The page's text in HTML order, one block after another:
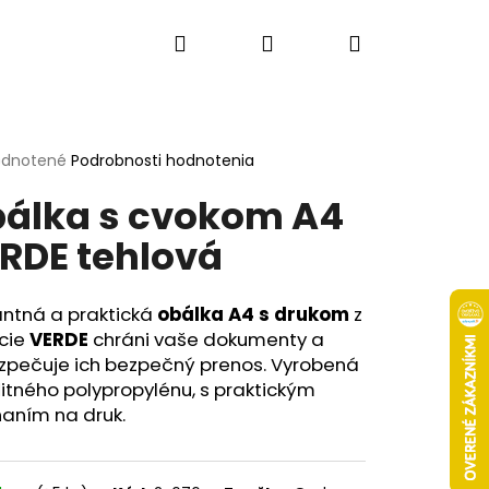
Hľadať PrihlásenieNákupný
Podrobnosti hodnotenia
s cvokom A4
tehlová
a praktická obálka A4 s drukom z
VERDE chráni vaše dokumenty a
ich bezpečný prenos. Vyrobená
polypropylénu, s praktickým
na druk.